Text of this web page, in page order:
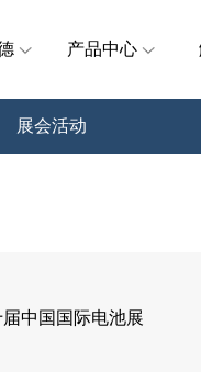
产品中心
展会活动
中国国际电池展